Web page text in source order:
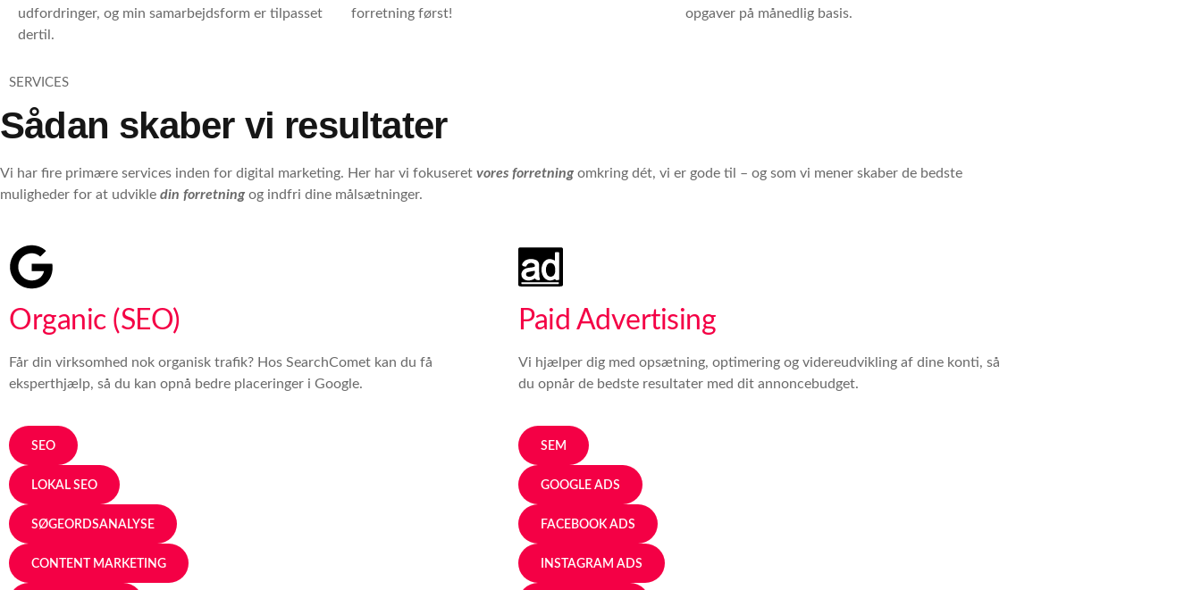
udfordringer, og min samarbejdsform er tilpasset
dertil.
forretning først!
opgaver på månedlig basis.
SERVICES
Sådan skaber vi resultater
Vi har fire primære services inden for digital marketing. Her har vi fokuseret vores forretning omkring dét, vi er gode til – og som vi mener skaber de bedste
muligheder for at udvikle din forretning og indfri dine målsætninger.
Organic (SEO)
Får din virksomhed nok organisk trafik? Hos SearchComet kan du få
eksperthjælp, så du kan opnå bedre placeringer i Google.
SEO
LOKAL SEO
SØGEORDSANALYSE
CONTENT MARKETING
Paid Advertising
Vi hjælper dig med opsætning, optimering og videreudvikling af dine konti, så
du opnår de bedste resultater med dit annoncebudget.
SEM
GOOGLE ADS
FACEBOOK ADS
INSTAGRAM ADS